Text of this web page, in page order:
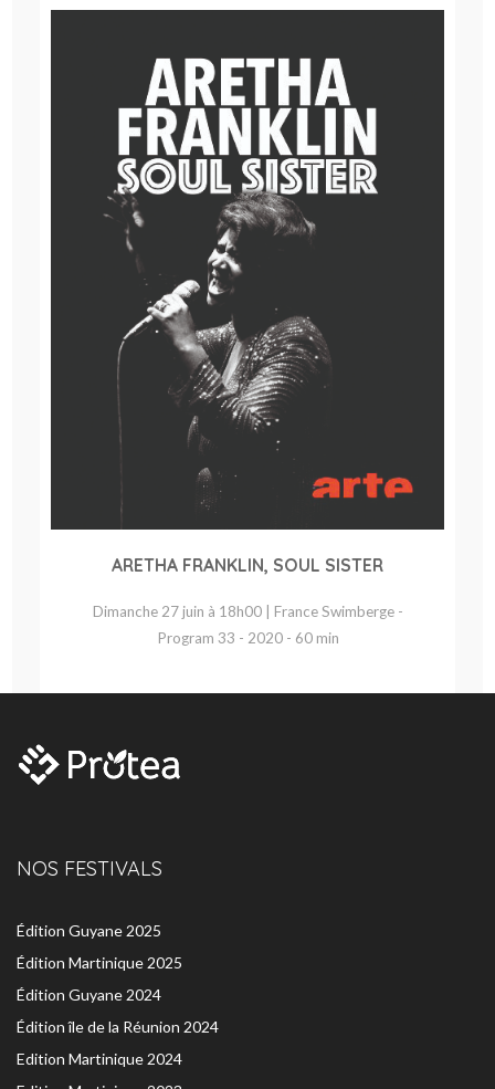
ARETHA FRANKLIN, SOUL SISTER
Dimanche 27 juin à 18h00 | France Swimberge -
Program 33 - 2020 - 60 min
NOS FESTIVALS
Édition Guyane 2025
Édition Martinique 2025
Édition Guyane 2024
Édition île de la Réunion 2024
Edition Martinique 2024